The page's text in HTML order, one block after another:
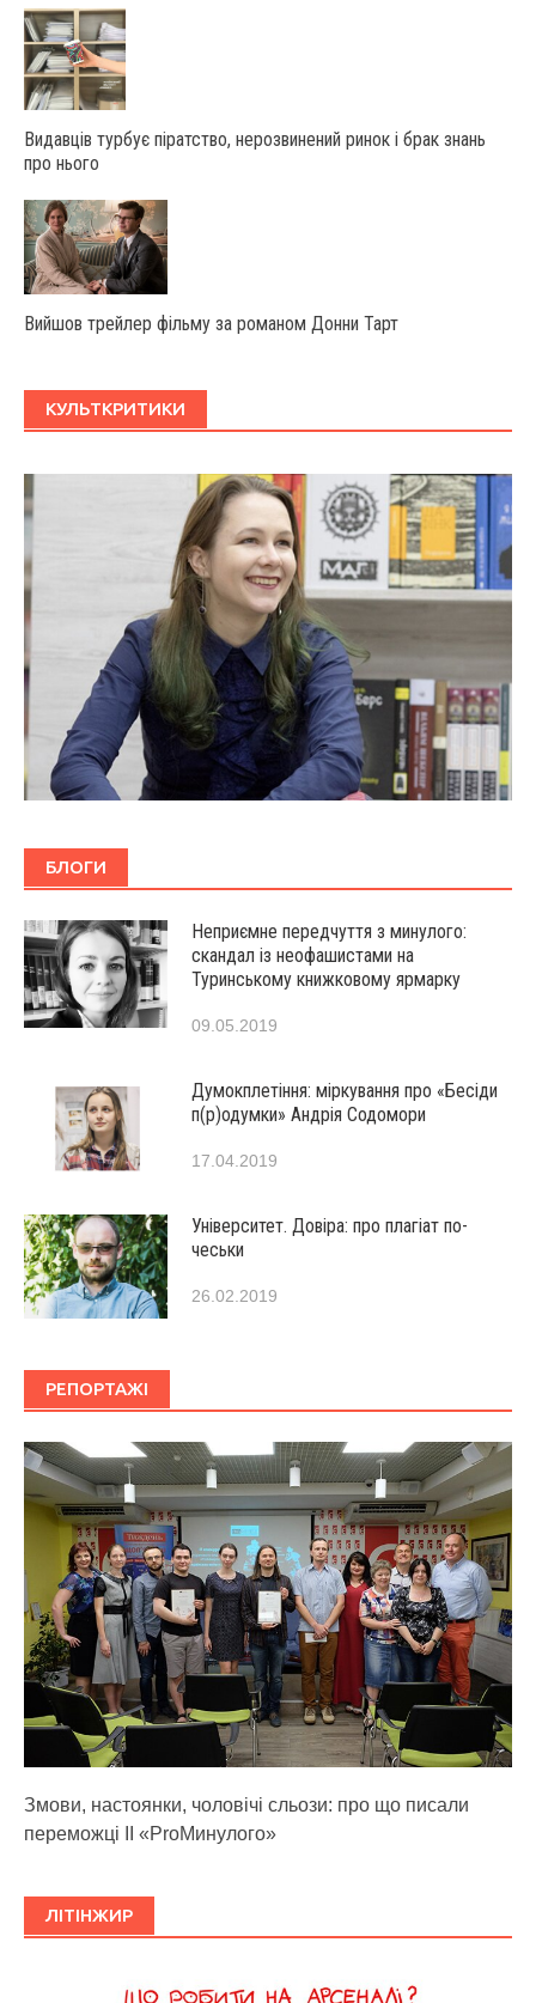
Видавців турбує піратство, нерозвинений ринок і брак знань
про нього
Вийшов трейлер фільму за романом Донни Тарт
КУЛЬТКРИТИКИ
БЛОГИ
Неприємне передчуття з минулого:
скандал із неофашистами на
Туринському книжковому ярмарку
09.05.2019
Думокплетіння: міркування про «Бесіди
п(р)одумки» Андрія Содомори
17.04.2019
Університет. Довіра: про плагіат по-
чеськи
26.02.2019
РЕПОРТАЖІ
Змови, настоянки, чоловічі сльози: про що писали
переможці ІІ «ProМинулого»
ЛІТІНЖИР